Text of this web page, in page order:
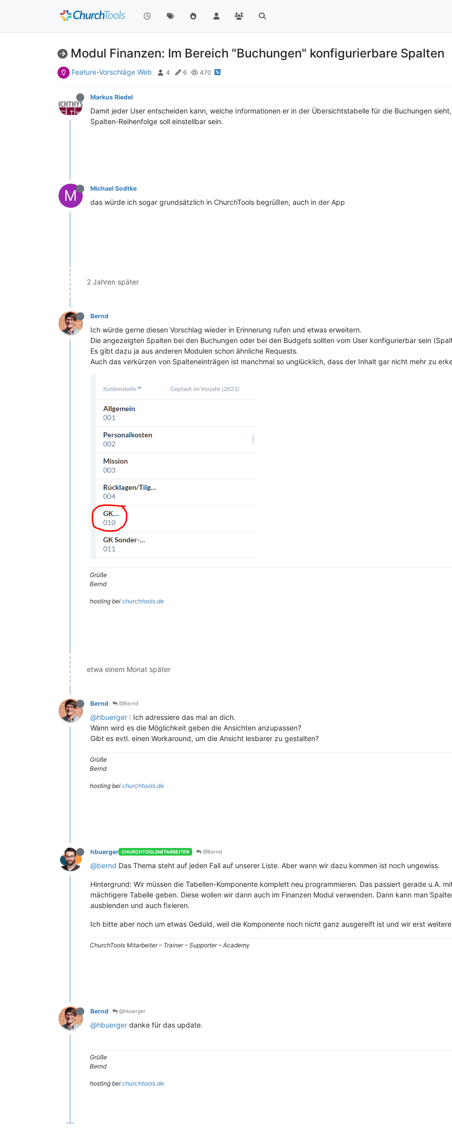
Modul Finanzen: Im Bereich "Buchungen" konfigurierbare Spalten
Feature-Vorschläge Web 4 6 470
Markus Riedel
Damit jeder User entscheiden kann, welche Informationen er in der Übersichtstabelle für die Buchungen
Spalten-Reihenfolge soll einstellbar sein.
M Michael Sodtke
das würde ich sogar grundsätzlich in ChurchTools begrüßen, auch in der App
2 Jahren später
Bernd
Ich würde gerne diesen Vorschlag wieder in Erinnerung rufen und etwas erweitern.
Die angezeigten Spalten bei den Buchungen oder bei den Budgets sollten vom User konfigurierbar sein
Es gibt dazu ja aus anderen Modulen schon ähnliche Requests.
Auch das verkürzen von Spalteneinträgen ist manchmal so unglücklich, dass der Inhalt gar nicht mehr zu
Grüße
Bernd
hosting bei churchtools.de
etwa einem Monat später
Bernd @Bernd
@hbuerger : Ich adressiere das mal an dich.
Wann wird es die Möglichkeit geben die Ansichten anzupassen?
Gibt es evtl. einen Workaround, um die Ansicht lesbarer zu gestalten?
Grüße
Bernd
hosting bei churchtools.de
hbuerger CHURCHTOOLSMITARBEITER @Bernd
@bernd Das Thema steht auf jeden Fall auf unserer Liste. Aber wann wir dazu kommen ist noch ungewiss.
Hintergrund: Wir müssen die Tabellen-Komponente komplett neu programmieren. Das passiert gerade u.A.
mächtigere Tabelle geben. Diese wollen wir dann auch im Finanzen Modul verwenden. Dann kann man
ausblenden und auch fixieren.
Ich bitte aber noch um etwas Geduld, weil die Komponente noch nicht ganz ausgereift ist und wir erst
ChurchTools Mitarbeiter – Trainer – Supporter – Academy
Bernd @hbuerger
@hbuerger danke für das update.
Grüße
Bernd
hosting bei churchtools.de